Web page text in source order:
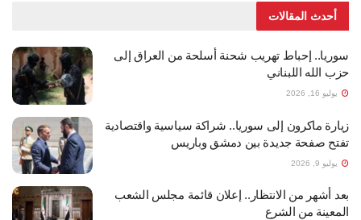
أحدث المقالات
سوريا.. إحباط تهريب شحنة أسلحة من العراق إلى
حزب الله اللبناني
يوليو 16, 2026
زيارة ماكرون إلى سوريا.. شراكة سياسية واقتصادية
تفتح صفحة جديدة بين دمشق وباريس
يوليو 9, 2026
بعد أشهر من الانتظار.. إعلان قائمة مجلس الشعب
المعينة من الشرع